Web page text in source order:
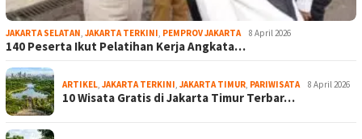
JAKARTA SELATAN JAKARTA TERKINI PEMPROV JAKARTA 8 April 2026
140 Peserta Ikut Pelatihan Kerja Angkata…
ARTIKEL JAKARTA TERKINI JAKARTA TIMUR PARIWISATA 8 April 2026
10 Wisata Gratis di Jakarta Timur Terbar…